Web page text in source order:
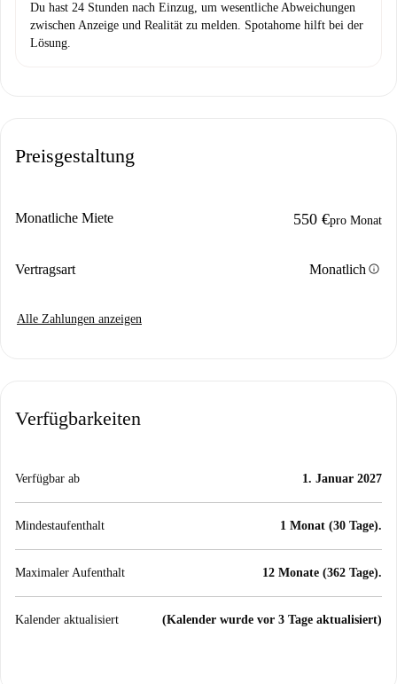
Du hast 24 Stunden nach Einzug, um wesentliche Abweichungen
zwischen Anzeige und Realität zu melden. Spotahome hilft bei der
Lösung.
Preisgestaltung
Monatliche Miete 550 €pro Monat
Vertragsart Monatlichinfo
Alle Zahlungen anzeigen
Verfügbarkeiten
Verfügbar ab 1. Januar 2027
Mindestaufenthalt 1 Monat (30 Tage).
Maximaler Aufenthalt 12 Monate (362 Tage).
Kalender aktualisiert (Kalender wurde vor 3 Tage aktualisiert)